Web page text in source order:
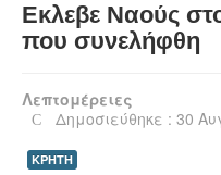
Οικονομικά
Ελλάδα
Εκλεβε Ναούς
που συνελήφθη
Λεπτομέρειες
Δημοσιεύθηκε : 30
ΚΡΗΤΗ